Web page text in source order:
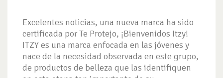
Excelentes noticias, una nueva marca ha sido
certificada por Te Protejo, ¡Bienvenidos Itzy!
ITZY es una marca enfocada en las jóvenes y
nace de la necesidad observada en este grupo,
de productos de belleza que las identifiquen